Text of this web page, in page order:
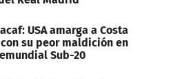
USA amarga a Costa
su peor maldición en
Sub-20